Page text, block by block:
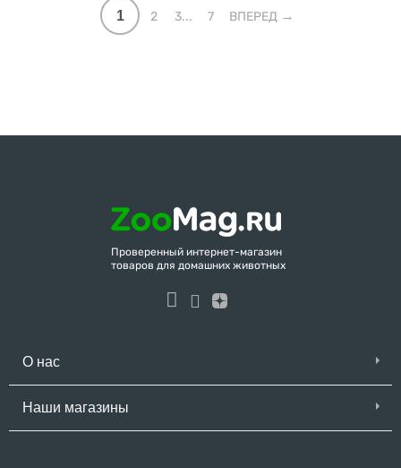
1 2 3... 7 ВПЕРЕД
Проверенный интернет-магазин
товаров для домашних животных
О нас
Наши магазины